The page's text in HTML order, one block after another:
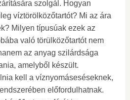
szolgál. Hogyan
víztörölközőtartót? Mi az ára
Milyen típusúak ezek az
való törülközőtartót nem
az anyag szilárdsága
amelyből készült.
kell a víznyomáseséseknek,
előfordulhatnak.